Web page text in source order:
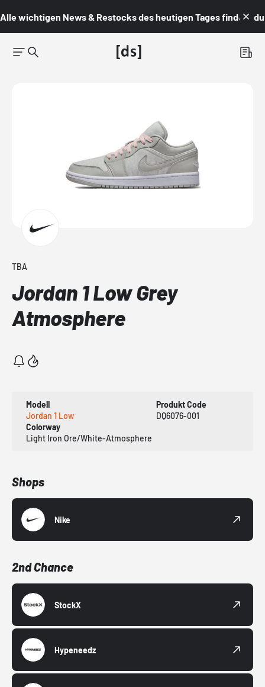
Alle wichtigen News & Restocks des heutigen Tages findest du
TBA
Jordan 1 Low Grey
Atmosphere
Modell
Jordan 1 Low
Produkt Code
DQ6076-001
Colorway
Light Iron Ore/White-Atmosphere
Shops
Nike
2nd Chance
StockX
Hypeneedz